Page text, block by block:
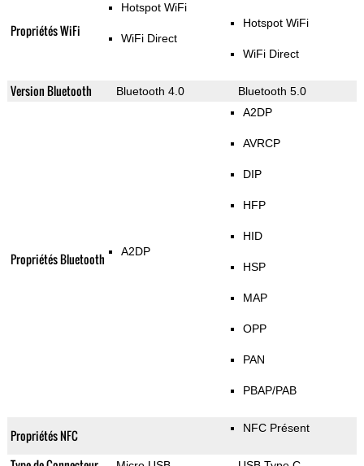
Propriétés WiFi
Hotspot WiFi
WiFi Direct
Hotspot WiFi
WiFi Direct
Version Bluetooth Bluetooth 4.0 Bluetooth 5.0
Propriétés Bluetooth A2DP
A2DP
AVRCP
DIP
HFP
HID
HSP
MAP
OPP
PAN
PBAP/PAB
Propriétés NFC NFC Présent